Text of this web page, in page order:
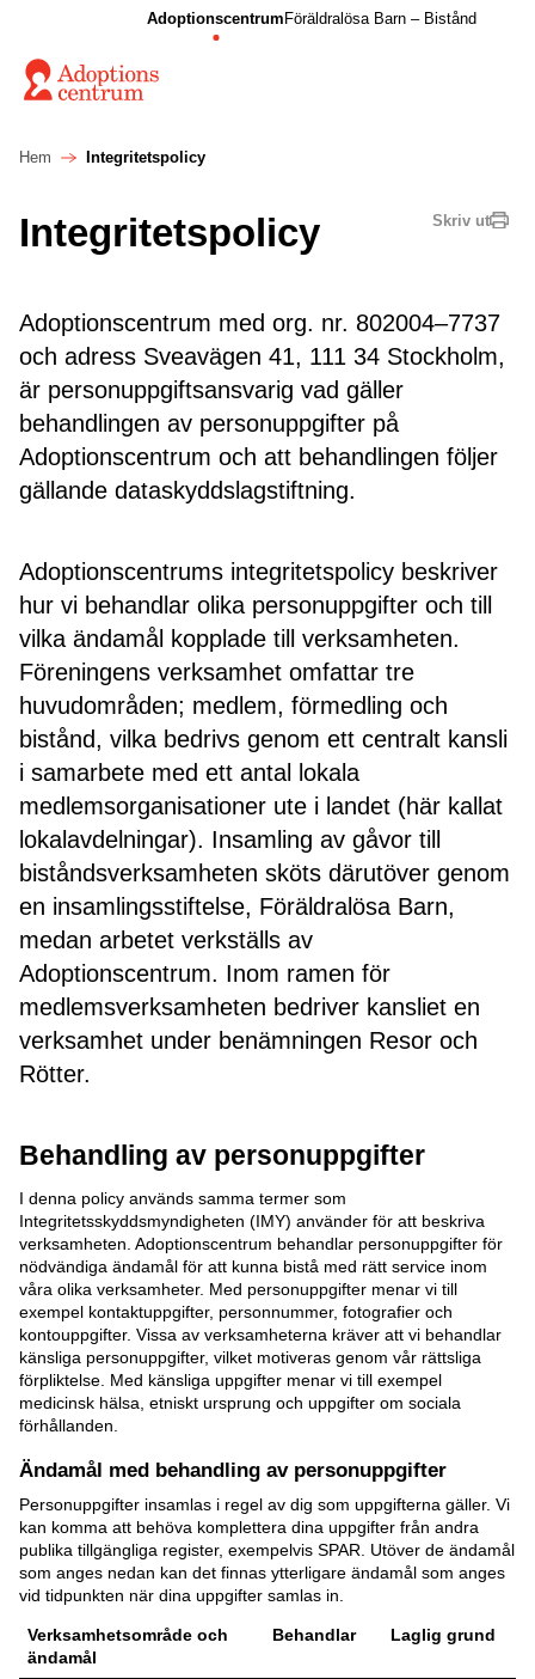
Adoptionscentrum Föräldralösa Barn – Bistånd
Hem Integritetspolicy
Skriv ut
Integritetspolicy
Adoptionscentrum med org. nr. 802004–7737
och adress Sveavägen 41, 111 34 Stockholm,
är personuppgiftsansvarig vad gäller
behandlingen av personuppgifter på
Adoptionscentrum och att behandlingen följer
gällande dataskyddslagstiftning.
Adoptionscentrums integritetspolicy beskriver
hur vi behandlar olika personuppgifter och till
vilka ändamål kopplade till verksamheten.
Föreningens verksamhet omfattar tre
huvudområden; medlem, förmedling och
bistånd, vilka bedrivs genom ett centralt kansli
i samarbete med ett antal lokala
medlemsorganisationer ute i landet (här kallat
lokalavdelningar). Insamling av gåvor till
biståndsverksamheten sköts därutöver genom
en insamlingsstiftelse, Föräldralösa Barn,
medan arbetet verkställs av
Adoptionscentrum. Inom ramen för
medlemsverksamheten bedriver kansliet en
verksamhet under benämningen Resor och
Rötter.
Behandling av personuppgifter
I denna policy används samma termer som
Integritetsskyddsmyndigheten (IMY) använder för att beskriva
verksamheten. Adoptionscentrum behandlar personuppgifter för
nödvändiga ändamål för att kunna bistå med rätt service inom
våra olika verksamheter. Med personuppgifter menar vi till
exempel kontaktuppgifter, personnummer, fotografier och
kontouppgifter. Vissa av verksamheterna kräver att vi behandlar
känsliga personuppgifter, vilket motiveras genom vår rättsliga
förpliktelse. Med känsliga uppgifter menar vi till exempel
medicinsk hälsa, etniskt ursprung och uppgifter om sociala
förhållanden.
Ändamål med behandling av personuppgifter
Personuppgifter insamlas i regel av dig som uppgifterna gäller. Vi
kan komma att behöva komplettera dina uppgifter från andra
publika tillgängliga register, exempelvis SPAR. Utöver de ändamål
som anges nedan kan det finnas ytterligare ändamål som anges
vid tidpunkten när dina uppgifter samlas in.
Verksamhetsområde och
ändamål
Behandlar Laglig grund